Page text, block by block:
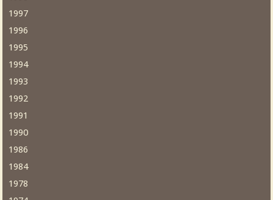
1997
1996
1995
1994
1993
1992
1991
1990
1986
1984
1978